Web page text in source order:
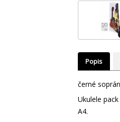
Popis
černé
Ukulele
A4.